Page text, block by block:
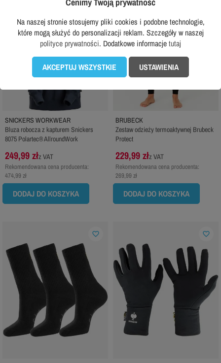
SNICKERS WORKWEAR
Bluza robocza z kapturem Snickers
8075 Polartec® AllroundWork
249,99 złz VAT
Rekomendowana cena producenta:
474,99 zł
DODAJ DO KOSZYKA
BRUBECK
Zestaw odzieży termoaktywnej Brubeck
Protect
229,99 złz VAT
Rekomendowana cena producenta:
269,99 zł
DODAJ DO KOSZYKA
favorite_border favorite_border
Na naszej stronie stosujemy pliki cookies i podobne technologie,
które mogą służyć do personalizacji reklam. Szczegóły w naszej
polityce prywatności. Dodatkowe informacjetutaj
AKCEPTUJ WSZYSTKIE USTAWIENIA